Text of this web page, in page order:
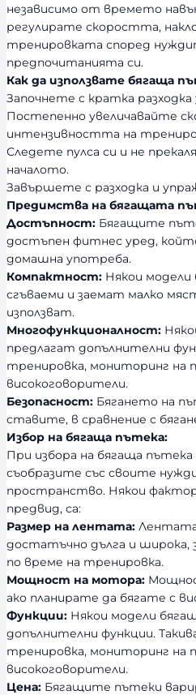
независимо от времето
регулирате скоростта,
тренировката според
предпочитанията си.
Как да използвате бягаща
Започнете с кратка разходка
Постепенно увеличавайте
интензивността на
Следете пулса си и не
началото.
Завършете с разходка и
Предимства на бягащата
Достъпност: Бягащите
достъпен фитнес уред,
домашна употреба.
Компактност: Някои модели
сгъваеми и заемат малко
използват.
Многофункционалност:
предлагат допълнителни
тренировка, мониторинг на
високоговорители.
Безопасност: Бягането на
ставите, в сравнение с
Избор на бягаща пътека:
При избора на бягаща пътека
съобразите със своите
пространство. Някои
предвид, са:
Размер на лентата:
достатъчно дълга и широка,
по време на тренировка.
Мощност на мотора:
ако планирате да бягате с
Функции: Някои модели
допълнителни функции.
тренировка, мониторинг на
високоговорители.
Цена: Бягащите пътеки